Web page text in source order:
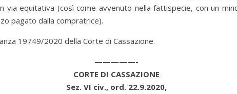
via equitativa (così come avvenuto nella fattispecie, con un
pagato dalla compratrice).
19749/2020 della Corte di Cassazione.
—————-
CORTE DI CASSAZIONE
Sez. VI civ., ord. 22.9.2020,